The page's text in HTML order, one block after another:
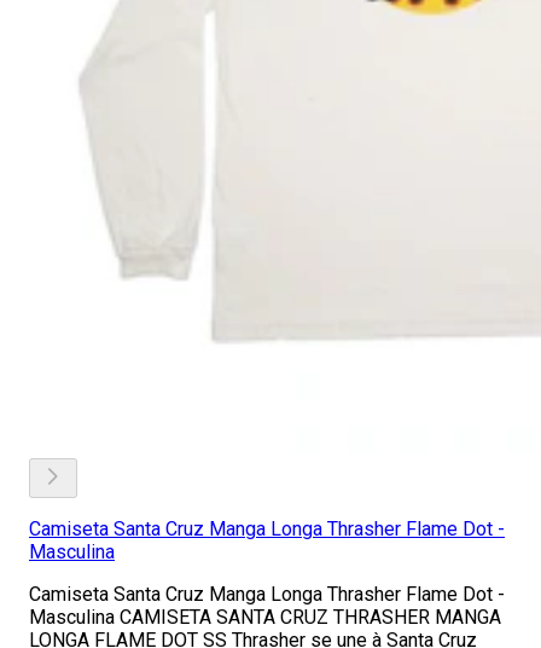
Camiseta Santa Cruz Manga Longa Thrasher Flame Dot -
Masculina
Camiseta Santa Cruz Manga Longa Thrasher Flame Dot -
Masculina CAMISETA SANTA CRUZ THRASHER MANGA
LONGA FLAME DOT SS Thrasher se une à Santa Cruz